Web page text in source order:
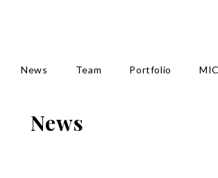
News Team Portfolio
News